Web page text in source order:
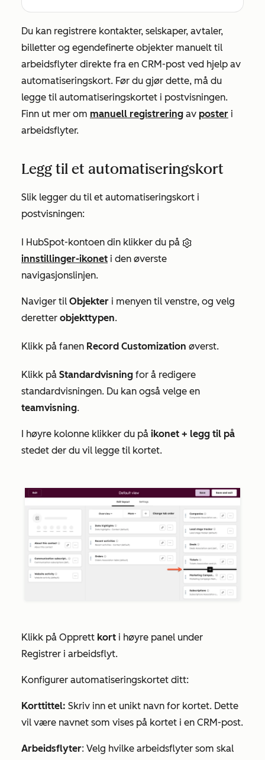
Du kan registrere kontakter, selskaper, avtaler,
billetter og egendefinerte objekter manuelt til
arbeidsflyter direkte fra en CRM-post ved hjelp av
automatiseringskort. Før du gjør dette, må du
legge til automatiseringskortet i postvisningen.
Finn ut mer om manuell registrering av poster i
arbeidsflyter.
Legg til et automatiseringskort
Slik legger du til et automatiseringskort i
postvisningen:
I HubSpot-kontoen din klikker du på
innstillinger-ikonet i den øverste
navigasjonslinjen.
Naviger til Objekter i menyen til venstre, og velg
deretter objekttypen.
Klikk på fanen Record Customization øverst.
Klikk på Standardvisning for å redigere
standardvisningen. Du kan også velge en
teamvisning.
I høyre kolonne klikker du på ikonet + legg til på
stedet der du vil legge til kortet.
Klikk på Opprett kort i høyre panel under
Registrer i arbeidsflyt.
Konfigurer automatiseringskortet ditt:
Korttittel: Skriv inn et unikt navn for kortet. Dette
vil være navnet som vises på kortet i en CRM-post.
Arbeidsflyter: Velg hvilke arbeidsflyter som skal